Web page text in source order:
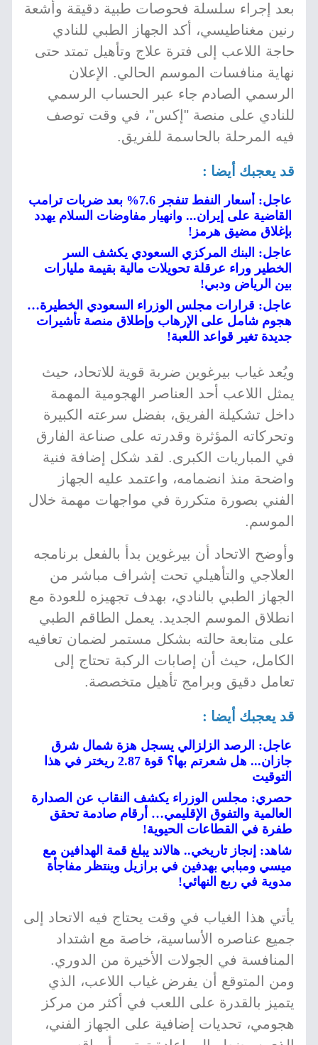
بعد إجراء سلسلة فحوصات طبية دقيقة وأشعة
رنين مغناطيسي، أكد الجهاز الطبي للنادي
حاجة اللاعب إلى فترة علاج وتأهيل تمتد حتى
نهاية منافسات الموسم الحالي. الإعلان
الرسمي الصادم جاء عبر الحساب الرسمي
للنادي على منصة "إكس"، في وقت توصف
فيه المرحلة بالحاسمة للفريق.
قد يعجبك أيضا :
عاجل: أسعار النفط تنفجر 7.6% بعد ضربات ترامب
القاضية على إيران... وانهيار مفاوضات السلام يهدد
بإغلاق مضيق هرمز!
عاجل: البنك المركزي السعودي يكشف السر
الخطير وراء عرقلة تحويلات مالية بقيمة مليارات
بين الرياض ودبي!
عاجل: قرارات مجلس الوزراء السعودي الخطيرة…
هجوم شامل على الإرهاب وإطلاق منصة تأشيرات
جديدة تغير قواعد اللعبة!
ويُعد غياب بيرغوين ضربة قوية للاتحاد، حيث
يمثل اللاعب أحد العناصر الهجومية المهمة
داخل تشكيلة الفريق، بفضل سرعته الكبيرة
وتحركاته المؤثرة وقدرته على صناعة الفارق
في المباريات الكبرى. لقد شكل إضافة فنية
واضحة منذ انضمامه، واعتمد عليه الجهاز
الفني بصورة متكررة في مواجهات مهمة خلال
الموسم.
وأوضح الاتحاد أن بيرغوين بدأ بالفعل برنامجه
العلاجي والتأهيلي تحت إشراف مباشر من
الجهاز الطبي بالنادي، بهدف تجهيزه للعودة مع
انطلاق الموسم الجديد. يعمل الطاقم الطبي
على متابعة حالته بشكل مستمر لضمان تعافيه
الكامل، حيث أن إصابات الركبة تحتاج إلى
تعامل دقيق وبرامج تأهيل متخصصة.
قد يعجبك أيضا :
عاجل: الرصد الزلزالي يسجل هزة شمال شرق
جازان... هل شعرتم بها؟ قوة 2.87 ريختر في هذا
التوقيت
حصري: مجلس الوزراء يكشف النقاب عن الصدارة
العالمية والتفوق الإقليمي… أرقام صادمة تحقق
طفرة في القطاعات الحيوية!
شاهد: إنجاز تاريخي.. هالاند يبلغ قمة الهدافين مع
ميسي ومبابي بهدفين في برازيل وينتظر مفاجأة
مدوية في ربع النهائي!
يأتي هذا الغياب في وقت يحتاج فيه الاتحاد إلى
جميع عناصره الأساسية، خاصة مع اشتداد
المنافسة في الجولات الأخيرة من الدوري.
ومن المتوقع أن يفرض غياب اللاعب، الذي
يتميز بالقدرة على اللعب في أكثر من مركز
هجومي، تحديات إضافية على الجهاز الفني،